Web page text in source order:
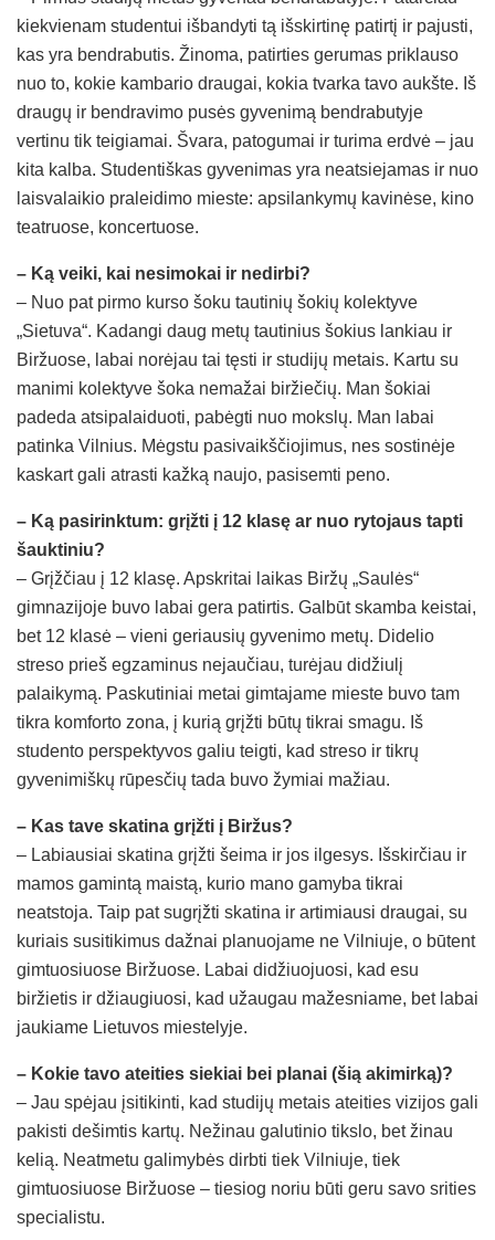
kiekvienam studentui išbandyti tą išskirtinę patirtį ir pajusti,
kas yra bendrabutis. Žinoma, patirties gerumas priklauso
nuo to, kokie kambario draugai, kokia tvarka tavo aukšte. Iš
draugų ir bendravimo pusės gyvenimą bendrabutyje
vertinu tik teigiamai. Švara, patogumai ir turima erdvė – jau
kita kalba. Studentiškas gyvenimas yra neatsiejamas ir nuo
laisvalaikio praleidimo mieste: apsilankymų kavinėse, kino
teatruose, koncertuose.
– Ką veiki, kai nesimokai ir nedirbi?
– Nuo pat pirmo kurso šoku tautinių šokių kolektyve
„Sietuva“. Kadangi daug metų tautinius šokius lankiau ir
Biržuose, labai norėjau tai tęsti ir studijų metais. Kartu su
manimi kolektyve šoka nemažai biržiečių. Man šokiai
padeda atsipalaiduoti, pabėgti nuo mokslų. Man labai
patinka Vilnius. Mėgstu pasivaikščiojimus, nes sostinėje
kaskart gali atrasti kažką naujo, pasisemti peno.
– Ką pasirinktum: grįžti į 12 klasę ar nuo rytojaus tapti
šauktiniu?
– Grįžčiau į 12 klasę. Apskritai laikas Biržų „Saulės“
gimnazijoje buvo labai gera patirtis. Galbūt skamba keistai,
bet 12 klasė – vieni geriausių gyvenimo metų. Didelio
streso prieš egzaminus nejaučiau, turėjau didžiulį
palaikymą. Paskutiniai metai gimtajame mieste buvo tam
tikra komforto zona, į kurią grįžti būtų tikrai smagu. Iš
studento perspektyvos galiu teigti, kad streso ir tikrų
gyvenimiškų rūpesčių tada buvo žymiai mažiau.
– Kas tave skatina grįžti į Biržus?
– Labiausiai skatina grįžti šeima ir jos ilgesys. Išskirčiau ir
mamos gamintą maistą, kurio mano gamyba tikrai
neatstoja. Taip pat sugrįžti skatina ir artimiausi draugai, su
kuriais susitikimus dažnai planuojame ne Vilniuje, o būtent
gimtuosiuose Biržuose. Labai didžiuojuosi, kad esu
biržietis ir džiaugiuosi, kad užaugau mažesniame, bet labai
jaukiame Lietuvos miestelyje.
– Kokie tavo ateities siekiai bei planai (šią akimirką)?
– Jau spėjau įsitikinti, kad studijų metais ateities vizijos gali
pakisti dešimtis kartų. Nežinau galutinio tikslo, bet žinau
kelią. Neatmetu galimybės dirbti tiek Vilniuje, tiek
gimtuosiuose Biržuose – tiesiog noriu būti geru savo srities
specialistu.